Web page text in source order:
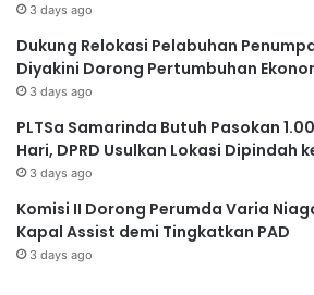
3 days ago
Dukung Relokasi Pelabuhan
Diyakini Dorong Pertumbuhan
3 days ago
PLTSa Samarinda Butuh Pasokan
Hari, DPRD Usulkan Lokasi Dipindah
3 days ago
Komisi II Dorong Perumda Varia
Kapal Assist demi Tingkatkan PAD
3 days ago